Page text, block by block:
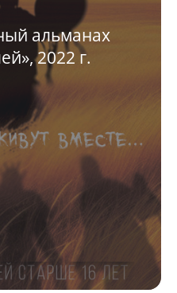
альманах
2022 г.